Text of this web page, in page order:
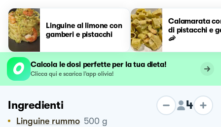
Linguine al limone con
gamberi e pistacchi
Calamarata
di pistacchi e
🦐
Calcola le dosi perfette per la tua dieta!
Clicca qui e scarica l’app olivia!
Ingredienti 4
Linguine rummo 500 g